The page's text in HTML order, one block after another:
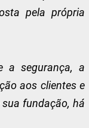
pela própria
a segurança, a
aos clientes e
fundação, há